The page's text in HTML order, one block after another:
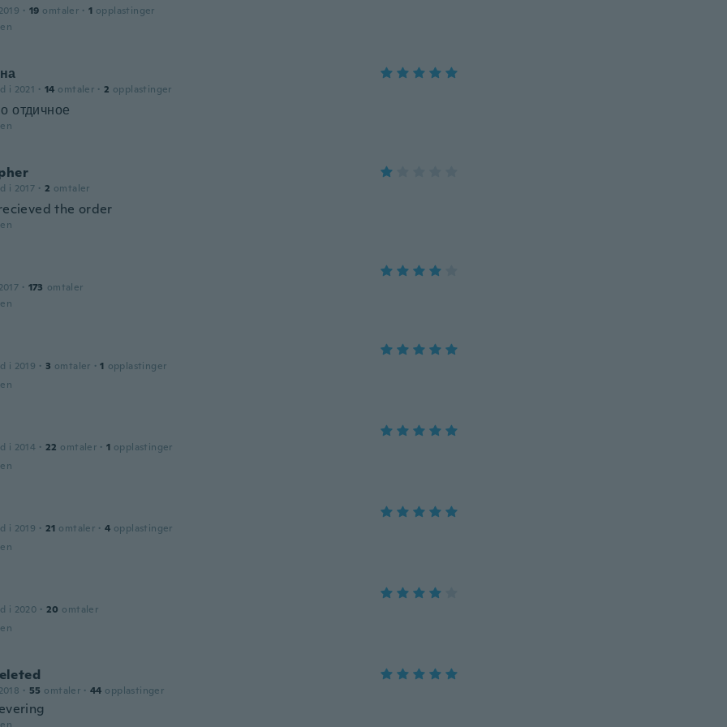
· 19 omtaler · 1 opplastinger
i 2021 · 14 omtaler · 2 opplastinger
отдичное
i 2017 · 2 omtaler
the order
· 173 omtaler
i 2019 · 3 omtaler · 1 opplastinger
i 2014 · 22 omtaler · 1 opplastinger
i 2019 · 21 omtaler · 4 opplastinger
i 2020 · 20 omtaler
· 55 omtaler · 44 opplastinger